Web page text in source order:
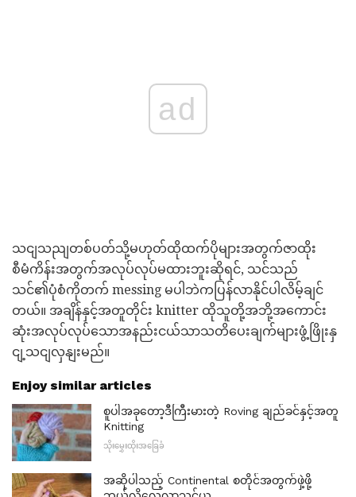
ad
သငျသညျတစ်ပတ်သို့မဟုတ်ထိုထက်ပိုများအတွက်ဇာထိုး
စီမံကိန်းအတွက်အလုပ်လုပ်မထားဘူးဆိုရင်, သင်သည်
သင်၏ပုံစံကိုတက် messing မပါဘဲကပြန်လာနိုင်ပါလိမ့်ချင်
တယ်။ အချိန်နှင့်အတူတိုင်း knitter ထိုသူတို့အဘို့အကောင်း
ဆုံးအလုပ်လုပ်သောအနည်းငယ်သာသတိပေးချက်များဖွံ့ဖြိုးနှ
ငျ့သငျလှနျးမည်။
Enjoy similar articles
စူပါအခုတော့ဒီကြီးမားတဲ့ Roving ချည်ခင်နှင့်အတူ
Knitting
သိုးမွှေးထိုးအခြေခံ
အဆိုပါသည့် Continental စတိုင်အတွက်ဖှဲ့ဖို့